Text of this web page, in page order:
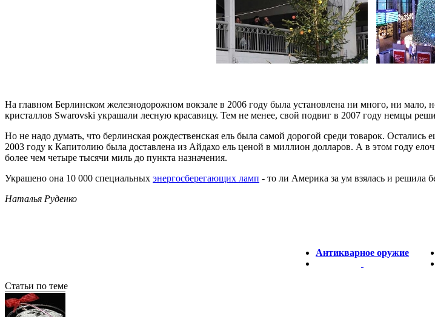
На главном Берлинском железнодорожном вокзале в 2006 году была установлена ни много, ни
кристаллов Swarovski украшали лесную красавицу. Тем не менее, свой подвиг в 2007 году немцы
Но не надо думать, что берлинская рождественская ель была самой дорогой среди товарок.
2003 году к Капитолию была доставлена из Айдахо ель ценой в миллион долларов. А в этом году
более чем четыре тысячи миль до пункта назначения.
Украшено она 10 000 специальных энергосберегающих ламп - то ли Америка за ум взялась и решила
Наталья Руденко
Антикварное оружие
Статьи по теме